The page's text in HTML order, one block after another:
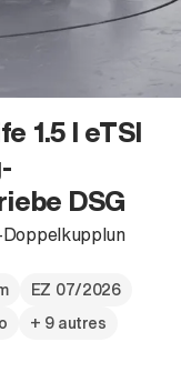
1.5 l eTSI
DSG
Doppelkupplun
EZ 07/2026
+ 9 autres